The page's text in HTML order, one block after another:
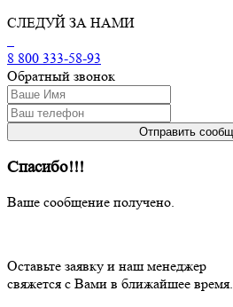
СЛЕДУЙ ЗА НАМИ
8 800 333-58-93
Обратный звонок
Спасибо!!!
Ваше сообщение получено.
Оставьте заявку и наш менеджер
свяжется с Вами в ближайшее время.